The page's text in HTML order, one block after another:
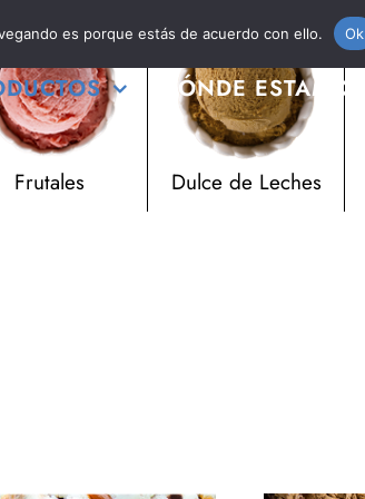
DÓNDE ESTAMOS
Frutales Dulce de Leches
es porque estás de acuerdo con ello. Ok